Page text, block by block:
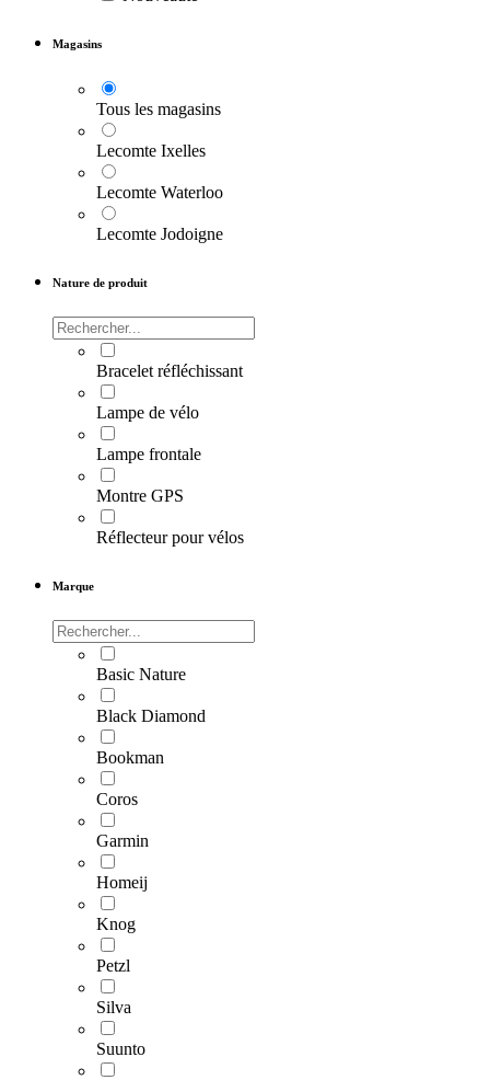
Magasins
Tous les magasins
Lecomte Ixelles
Lecomte Waterloo
Lecomte Jodoigne
Nature de produit
Bracelet réfléchissant
Lampe de vélo
Lampe frontale
Montre GPS
Réflecteur pour vélos
Marque
Basic Nature
Black Diamond
Bookman
Coros
Garmin
Homeij
Knog
Petzl
Silva
Suunto